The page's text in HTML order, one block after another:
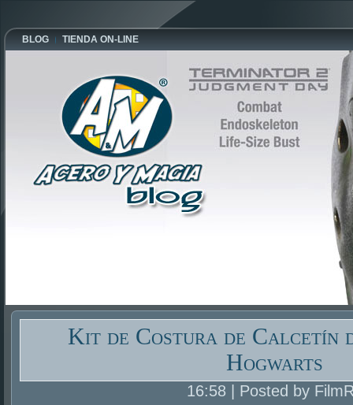
BLOG TIENDA ON-LINE
Kit de Costura de Calcetín
Hogwarts
16:58 | Posted by